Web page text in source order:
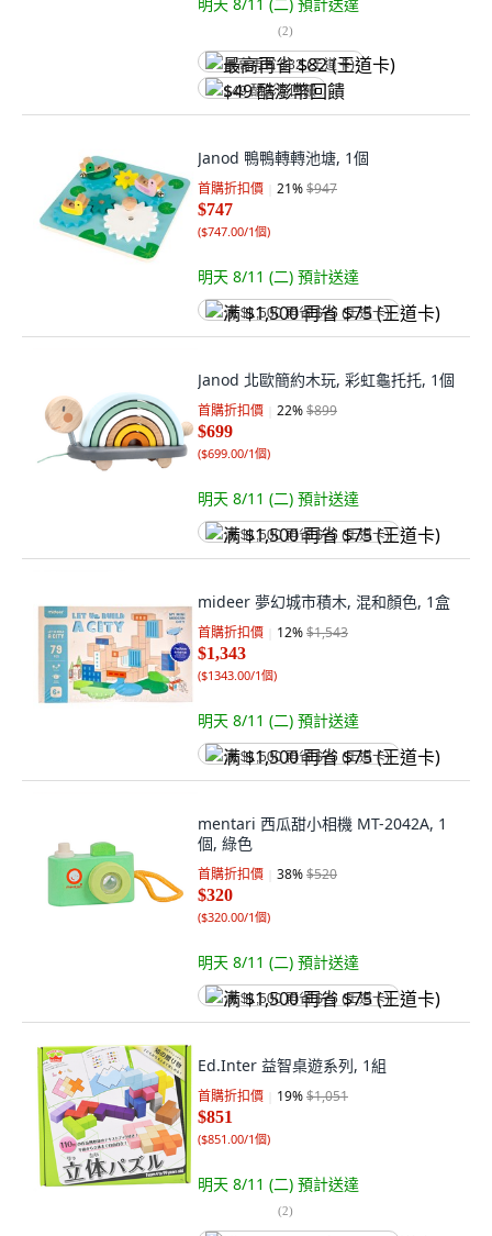
(2)
最高再省 $82 (王道卡)
$49 酷澎幣回饋
Janod 鴨鴨轉轉池塘, 1個
首購折扣價 21%$947
$747
($747.00/1個)
明天 8/11 (二) 預計送達
满 $1,500 再省 $75 (王道卡)
Janod 北歐簡約木玩, 彩虹龜托托, 1個
首購折扣價 22%$899
$699
($699.00/1個)
明天 8/11 (二) 預計送達
满 $1,500 再省 $75 (王道卡)
mideer 夢幻城市積木, 混和顏色, 1盒
首購折扣價 12%$1,543
$1,343
($1343.00/1個)
明天 8/11 (二) 預計送達
满 $1,500 再省 $75 (王道卡)
mentari 西瓜甜小相機 MT-2042A, 1
個, 綠色
首購折扣價 38%$520
$320
($320.00/1個)
明天 8/11 (二) 預計送達
满 $1,500 再省 $75 (王道卡)
Ed.Inter 益智桌遊系列, 1組
首購折扣價 19%$1,051
$851
($851.00/1個)
明天 8/11 (二) 預計送達
(2)